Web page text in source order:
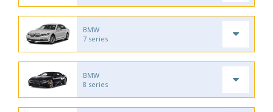
BMW
7 series
BMW
8 series